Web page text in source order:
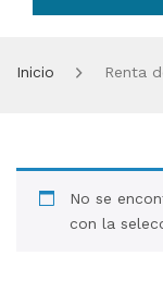
BLOG
CONTACTO
Inicio Renta
No se
con la